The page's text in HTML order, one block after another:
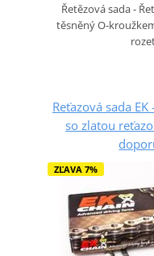
Řetězová sada -
těsněný O-
Reťazová sada EK
so zlatou
ZĽAVA 7%